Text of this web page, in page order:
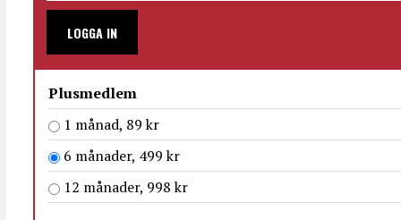
LOGGA IN
Plusmedlem
1 månad, 89 kr
6 månader, 499 kr
12 månader, 998 kr